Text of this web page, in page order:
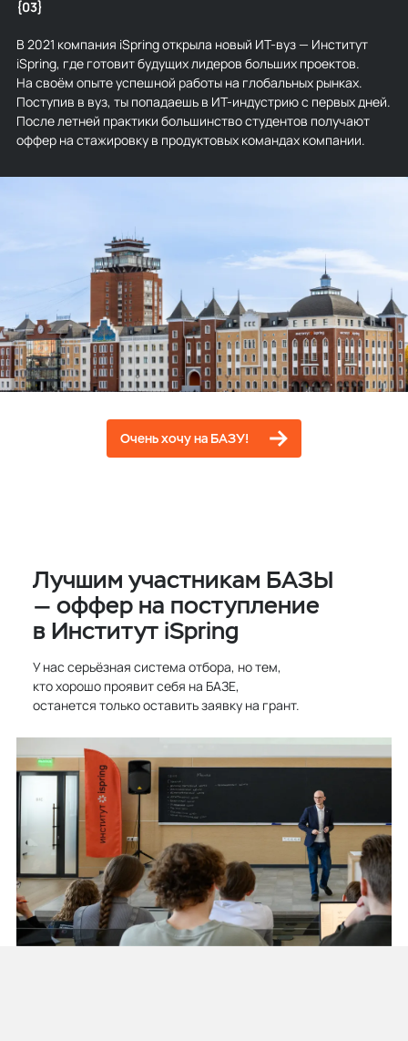
{03}
В 2021 компания iSpring открыла новый ИТ-вуз — Институт
iSpring, где готовит будущих лидеров больших проектов.
На своём опыте успешной работы на глобальных рынках.
Поступив в вуз, ты попадаешь в ИТ-индустрию с первых дней.
После летней практики большинство студентов получают
оффер на стажировку в продуктовых командах компании.
Очень хочу на БАЗУ!
Лучшим участникам БАЗЫ
— оффер на поступление
в Институт iSpring
У нас серьёзная система отбора, но тем,
кто хорошо проявит себя на БАЗЕ,
останется только оставить заявку на грант.